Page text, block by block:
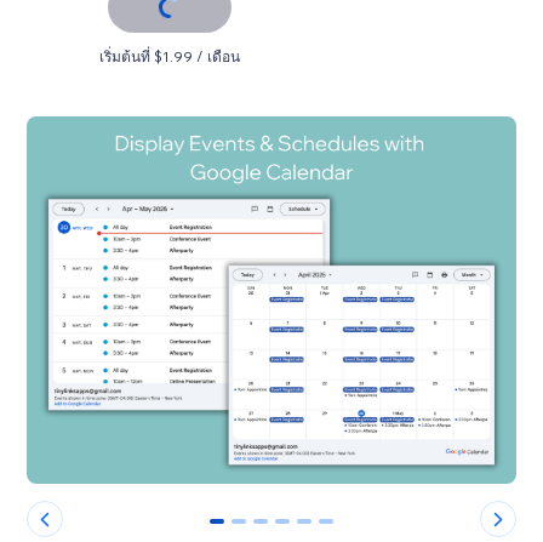
เริ่มต้นที่ $1.99 / เดือน
0 1 2 3 4 5